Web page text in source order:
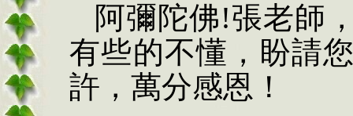
阿彌陀佛!張老師
有些的不懂，盼請
許，萬分感恩！